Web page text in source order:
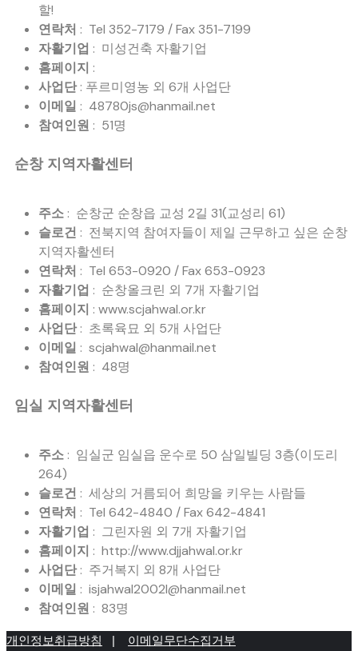
할!
연락처 : Tel 352-7179 / Fax 351-7199
자활기업 : 미성건축 자활기업
홈페이지 :
사업단: 푸르미영농 외 6개 사업단
이메일 : 48780js@hanmail.net
참여인원 : 51명
순창 지역자활센터
주소 : 순창군 순창읍 교성 2길 31(교성리 61)
슬로건 : 전북지역 참여자들이 제일 근무하고 싶은 순창
지역자활센터
연락처 : Tel 653-0920 / Fax 653-0923
자활기업 : 순창올크린 외 7개 자활기업
홈페이지 : www.scjahwal.or.kr
사업단: 초록육묘 외 5개 사업단
이메일 : scjahwal@hanmail.net
참여인원 : 48명
임실 지역자활센터
주소 : 임실군 임실읍 운수로 50 삼일빌딩 3층(이도리
264)
슬로건 : 세상의 거름되어 희망을 키우는 사람들
연락처 : Tel 642-4840 / Fax 642-4841
자활기업 : 그린자원 외 7개 자활기업
홈페이지 : http://www.djjahwal.or.kr
사업단: 주거복지 외 8개 사업단
이메일 : isjahwal2002l@hanmail.net
참여인원 : 83명
개인정보취급방침 이메일무단수집거부